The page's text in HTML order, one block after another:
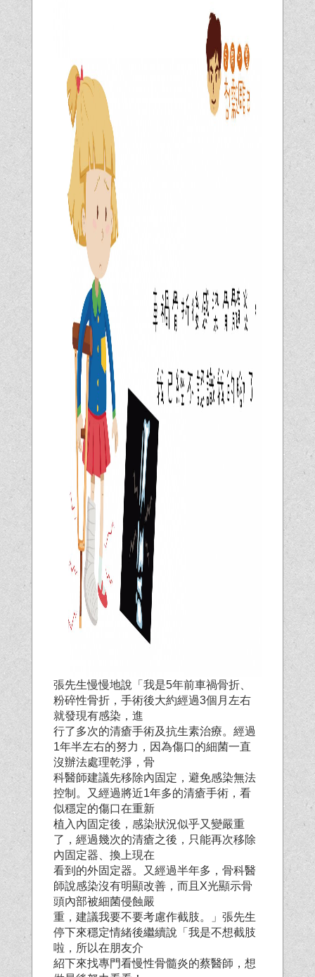
張先生慢慢地說「我是5年前車禍骨折、
粉碎性骨折，手術後大約經過3個月左右
就發現有感染，進
行了多次的清瘡手術及抗生素治療。經過
1年半左右的努力，因為傷口的細菌一直
沒辦法處理乾淨，骨
科醫師建議先移除內固定，避免感染無法
控制。又經過將近1年多的清瘡手術，看
似穩定的傷口在重新
植入內固定後，感染狀況似乎又變嚴重
了，經過幾次的清瘡之後，只能再次移除
內固定器、換上現在
看到的外固定器。又經過半年多，骨科醫
師說感染沒有明顯改善，而且X光顯示骨
頭內部被細菌侵蝕嚴
重，建議我要不要考慮作截肢。」張先生
停下來穩定情緒後繼續說「我是不想截肢
啦，所以在朋友介
紹下來找專門看慢性骨髓炎的蔡醫師，想